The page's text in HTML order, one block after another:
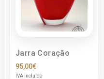
Jarra Coração
95,00€
IVA incluído